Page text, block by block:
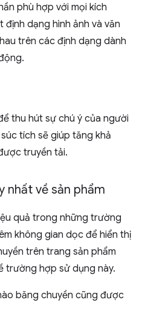
phù hợp với mọi kích
định dạng hình ảnh và văn
trên các định dạng dành
thu hút sự chú ý của người
tích sẽ giúp tăng khả
truyền tải.
nhất về sản phẩm
quả trong những trường
không gian dọc để hiển thị
trên trang sản phẩm
trường hợp sử dụng này.
băng chuyền cũng được